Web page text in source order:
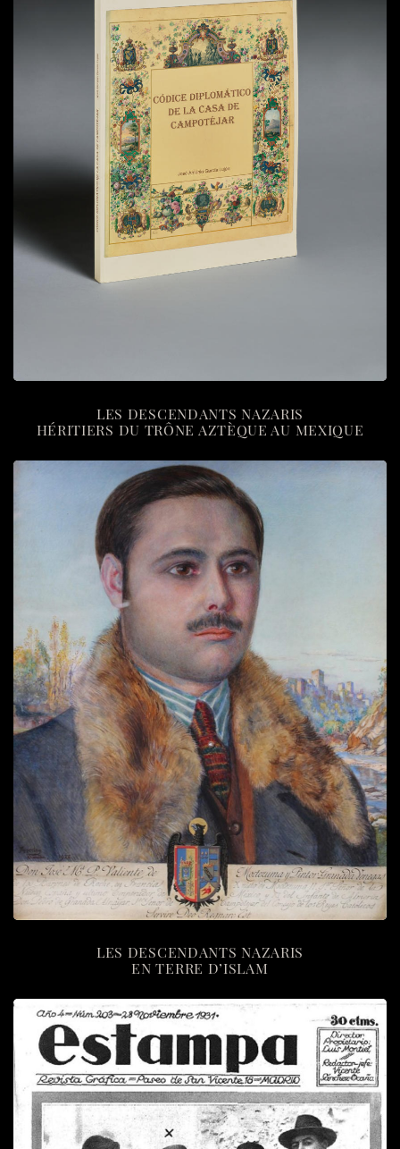
LES DESCENDANTS NAZARIS
HÉRITIERS DU TRÔNE AZTÈQUE AU MEXIQUE
LES DESCENDANTS NAZARIS
EN TERRE D’ISLAM